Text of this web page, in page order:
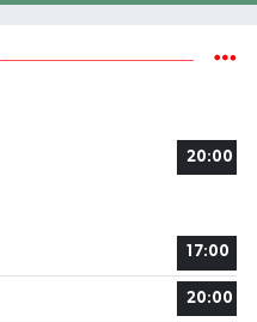
20:00
17:00
20:00